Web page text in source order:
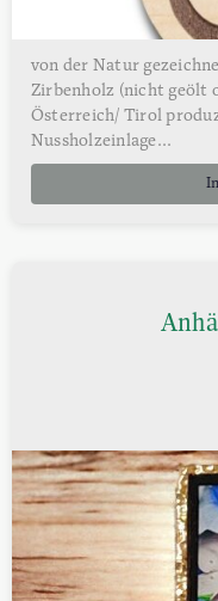
von der Natur
Zirbenholz (nicht geölt
Österreich/ Tirol
Nussholzeinlage...